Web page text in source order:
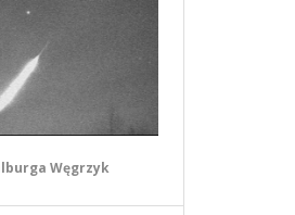
Węgrzyk